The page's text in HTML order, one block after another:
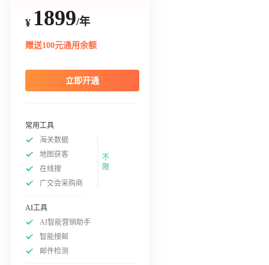
¥ 1899/年
赠送100元通用余额
立即开通
常用工具
海关数据
地图获客
在线搜
广交会采购商
不
限
AI工具
AI智能营销助手
智能搜邮
邮件检测